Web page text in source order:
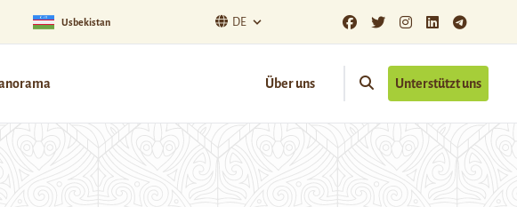
Usbekistan DE
Über uns Unterstützt uns